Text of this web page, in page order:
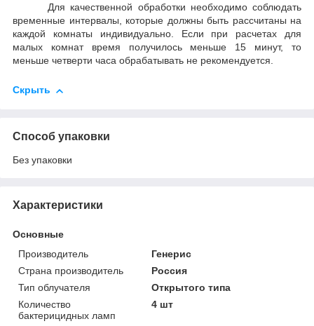
Для качественной обработки необходимо соблюдать
временные интервалы, которые должны быть рассчитаны на
каждой комнаты индивидуально. Если при расчетах для
малых комнат время получилось меньше 15 минут, то
меньше четверти часа обрабатывать не рекомендуется.
Скрыть
Способ упаковки
Без упаковки
Характеристики
Основные
Производитель
Генерис
Страна производитель
Россия
Тип облучателя
Открытого типа
Количество
бактерицидных ламп
4 шт